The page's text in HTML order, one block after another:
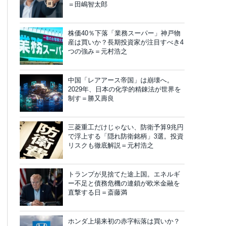
＝田嶋智太郎
株価40％下落「業務スーパー」神戸物
産は買いか？長期投資家が注目すべき4
つの強み＝元村浩之
中国「レアアース帝国」は崩壊へ。
2029年、日本の化学的精錬法が世界を
制す＝勝又壽良
三菱重工だけじゃない、防衛予算9兆円
で浮上する「隠れ防衛銘柄」3選。投資
リスクも徹底解説＝元村浩之
トランプが見捨てた途上国。エネルギ
ー不足と債務危機の連鎖が欧米金融を
直撃する日＝斎藤満
ホンダ上場来初の赤字転落は買いか？